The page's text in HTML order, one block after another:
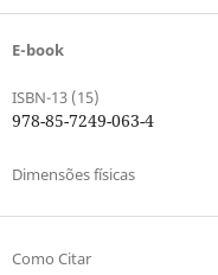
E-book
ISBN-13 (15)
978-85-7249-063-4
Dimensões físicas
Como Citar